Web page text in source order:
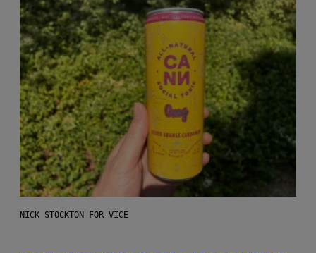
NICK STOCKTON FOR VICE